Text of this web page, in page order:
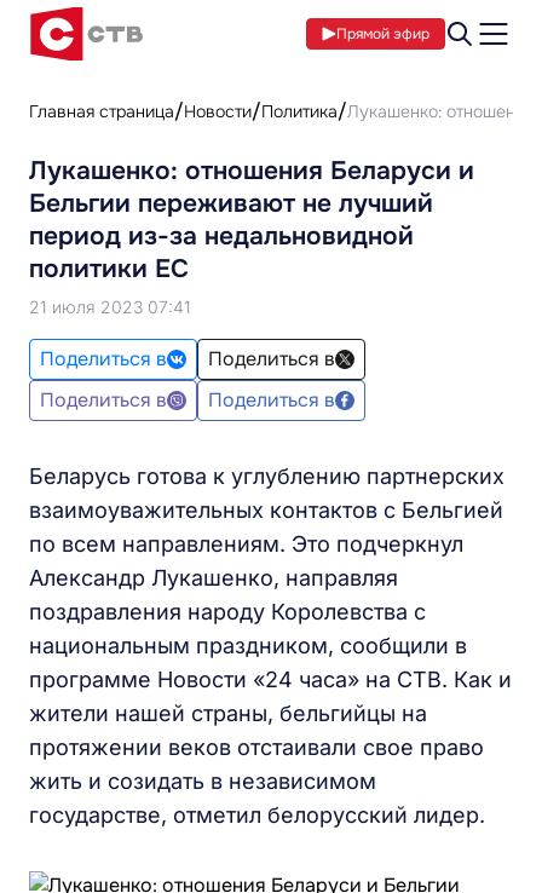
Прямой эфир
Главная страница Новости Политика Лукашенко: отношения
Лукашенко: отношения Беларуси и
Бельгии переживают не лучший
период из-за недальновидной
политики ЕС
21 июля 2023 07:41
Поделиться в
Поделиться в
Поделиться в
Поделиться в
Беларусь готова к углублению партнерских
взаимоуважительных контактов с Бельгией
по всем направлениям. Это подчеркнул
Александр Лукашенко, направляя
поздравления народу Королевства с
национальным праздником, сообщили в
программе Новости «24 часа» на СТВ. Как и
жители нашей страны, бельгийцы на
протяжении веков отстаивали свое право
жить и созидать в независимом
государстве, отметил белорусский лидер.